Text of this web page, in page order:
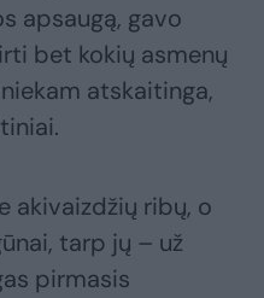
apsaugą, gavo
bet kokių asmenų
atskaitinga,
akivaizdžių ribų, o
tarp jų – už
pirmasis